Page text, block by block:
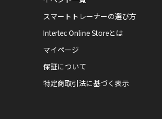
スマートトレーナーの選び方
Intertec Online Storeとは
マイページ
保証について
特定商取引法に基づく表示